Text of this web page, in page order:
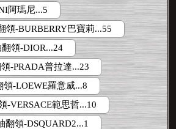
阿瑪尼...5
領-BURBERRY巴寶莉...55
領-DIOR...24
-PRADA普拉達...23
-LOEWE羅意威...8
-VERSACE範思哲...10
翻領-DSQUARD2...1